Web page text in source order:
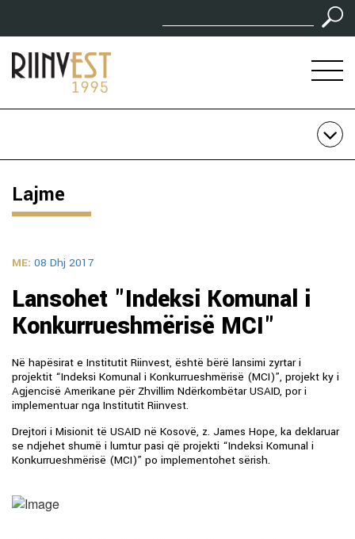
Lajme
ME: 08 Dhj 2017
Lansohet "Indeksi Komunal i
Konkurrueshmërisë MCI"
Në hapësirat e Institutit Riinvest, është bërë lansimi zyrtar i
projektit “Indeksi Komunal i Konkurrueshmërisë (MCI)”, projekt ky i
Agjencisë Amerikane për Zhvillim Ndërkombëtar USAID, por i
implementuar nga Institutit Riinvest.
Drejtori i Misionit të USAID në Kosovë, z. James Hope, ka deklaruar
se ndjehet shumë i lumtur pasi që projekti “Indeksi Komunal i
Konkurrueshmërisë (MCI)” po implementohet sërish.